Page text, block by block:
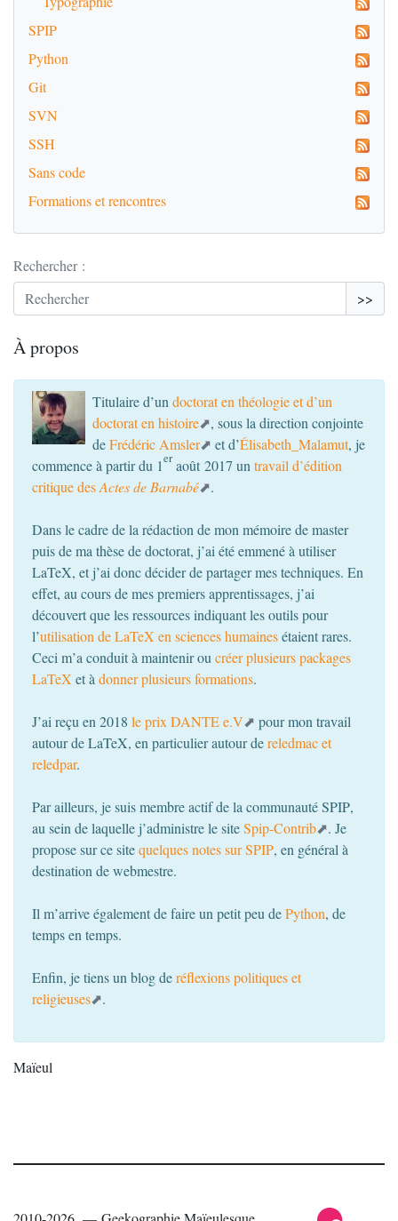
SPIP
Python
Git
SVN
SSH
Sans code
Formations et rencontres
Rechercher :
>>
À propos
Titulaire d’un doctorat en théologie et d’un
doctorat en histoire
, sous la direction conjointe
deFrédéric Amsler et d’Élisabeth_Malamut, je
commence à partir du 1er août 2017 un travail d’édition
critique desActes de Barnabé .
Dans le cadre de la rédaction de mon mémoire de master
puis de ma thèse de doctorat, j’ai été emmené à utiliser
LaTeX, et j’ai donc décider de partager mes techniques. En
effet, au cours de mes premiers apprentissages, j’ai
découvert que les ressources indiquant les outils pour
l’utilisation de LaTeX en sciences humainesétaient rares.
Ceci m’a conduit à maintenir ou créer plusieurs packages
LaTeX et à donner plusieurs formations.
J’ai reçu en 2018 le prix DANTEe.V
pour mon travail
autour de LaTeX, en particulier autour dereledmac et
reledpar.
Par ailleurs, je suis membre actif de la communautéSPIP,
au sein de laquelle j’administre le siteSpip-Contrib
. Je
propose sur ce sitequelques notes surSPIP, en général à
destination de webmestre.
Il m’arrive également de faire un petit peu dePython, de
temps en temps.
Enfin, je tiens un blog deréflexions politiques et
religieuses
.
Maïeul